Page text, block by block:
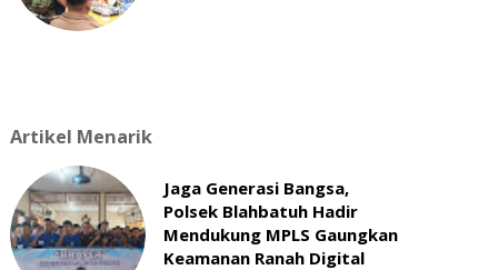
Artikel Menarik
Jaga Generasi Bangsa,
Polsek Blahbatuh Hadir
Mendukung MPLS Gaungkan
Keamanan Ranah Digital